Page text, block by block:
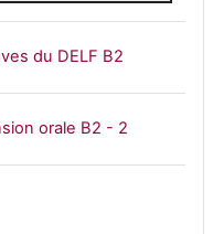
du DELF B2
orale B2 - 2